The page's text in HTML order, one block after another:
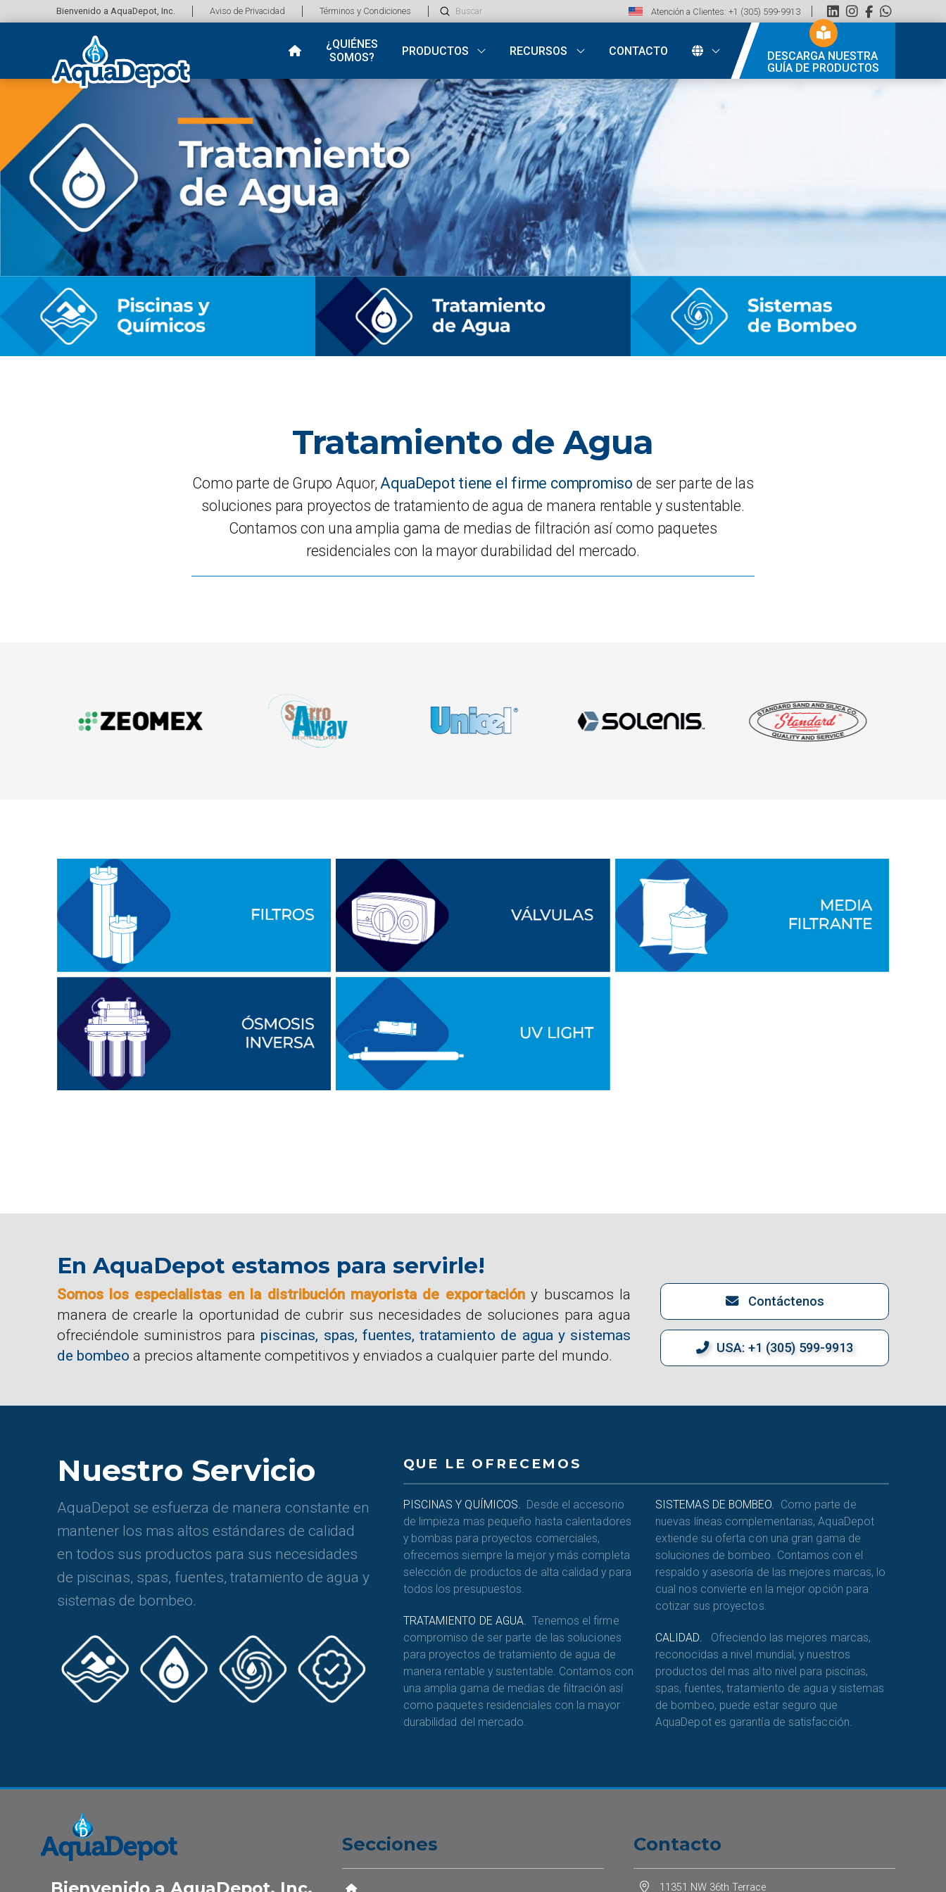
Bienvenido a AquaDepot, Inc. Aviso de Privacidad Términos y Condiciones
Search
Submit Atención a Clientes: +1 (305) 599-9913
¿QUIÉNES
SOMOS?
PRODUCTOS RECURSOS CONTACTO
DESCARGA NUESTRA
GUÍA DE PRODUCTOS
Tratamiento de Agua
Como parte de Grupo Aquor, AquaDepot tiene el firme compromiso de ser parte de las
soluciones para proyectos de tratamiento de agua de manera rentable y sustentable.
Contamos con una amplia gama de medias de filtración así como paquetes
residenciales con la mayor durabilidad del mercado.
En AquaDepot estamos para servirle!
Somos los especialistas en la distribución mayorista de exportacióny buscamos la
manera de crearle la oportunidad de cubrir sus necesidades de soluciones para agua
ofreciéndole suministros para piscinas, spas, fuentes, tratamiento de agua y sistemas
de bombeo a precios altamente competitivos y enviados a cualquier parte del mundo.
Contáctenos
USA: +1 (305) 599-9913
Nuestro Servicio
AquaDepot se esfuerza de manera constante en
mantener los mas altos estándares de calidad
en todos sus productos para sus necesidades
de piscinas, spas, fuentes, tratamiento de agua y
sistemas de bombeo.
QUE LE OFRECEMOS
PISCINAS Y QUÍMICOS. Desde el accesorio
de limpieza mas pequeño hasta calentadores
y bombas para proyectos comerciales,
ofrecemos siempre la mejor y más completa
selección de productos de alta calidad y para
todos los presupuestos.
TRATAMIENTO DE AGUA. Tenemos el firme
compromiso de ser parte de las soluciones
para proyectos de tratamiento de agua de
manera rentable y sustentable. Contamos con
una amplia gama de medias de filtración así
como paquetes residenciales con la mayor
durabilidad del mercado.
SISTEMAS DE BOMBEO. Como parte de
nuevas líneas complementarias, AquaDepot
extiende su oferta con una gran gama de
soluciones de bombeo. Contamos con el
respaldo y asesoría de las mejores marcas, lo
cual nos convierte en la mejor opción para
cotizar sus proyectos.
CALIDAD. Ofreciendo las mejores marcas,
reconocidas a nivel mundial, y nuestros
productos del mas alto nivel para piscinas,
spas, fuentes, tratamiento de agua y sistemas
de bombeo, puede estar seguro que
AquaDepot es garantía de satisfacción.
Bienvenido a AquaDepot, Inc.
Secciones Contacto
11351 NW 36th Terrace